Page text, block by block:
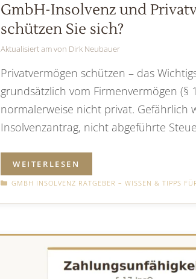
GmbH-Insolvenz und
schützen Sie sich?
Aktualisiert amvon Dirk Neubauer
Privatvermögen schützen – das
grundsätzlich vom Firmenvermögen (§
normalerweise nicht privat. Gefährlich
Insolvenzantrag, nicht abgeführte
WEITERLESEN
KATEGORIEN
GMBH INSOLVENZ RATGEBER – WISSEN & TIPPS